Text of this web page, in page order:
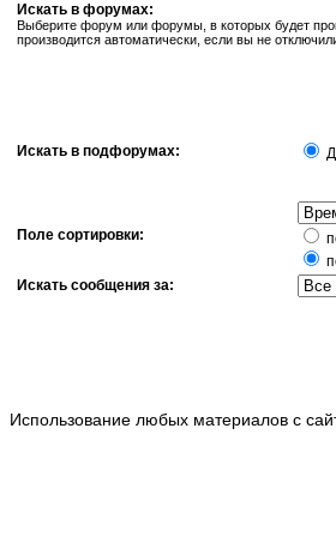
Искать в форумах:
Выберите форум или форумы, в которых будет
производится автоматически, если вы не
Искать в подфорумах:
Поле сортировки:
Искать сообщения за:
Использование любых материалов с